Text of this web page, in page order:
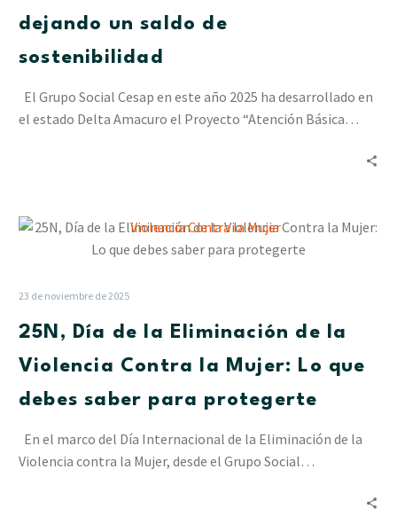
en
dejando
un
dejando un saldo de
sostenibilidad
El Grupo Social Cesap en este año 2025 ha desarrollado en
el estado Delta Amacuro el Proyecto “Atención Básica…
25N,
Día
de
la
Contra
Mujer:
Lo
23 de noviembre de 2025
25N, Día de la Eliminación de la
Violencia Contra la Mujer: Lo que
debes saber para protegerte
En el marco del Día Internacional de la Eliminación de la
Violencia contra la Mujer, desde el Grupo Social…